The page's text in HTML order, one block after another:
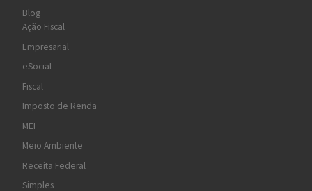
Blog
Ação Fiscal
Empresarial
eSocial
Fiscal
Imposto de Renda
MEI
Meio Ambiente
Receita Federal
Simples